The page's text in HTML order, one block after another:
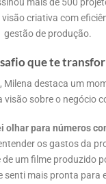
mais de 500
criativa com
gestão de produção.
que te
Milena destaca um
visão sobre o negócio
olhar para números
os gastos da
um filme produzido
senti mais pronta para